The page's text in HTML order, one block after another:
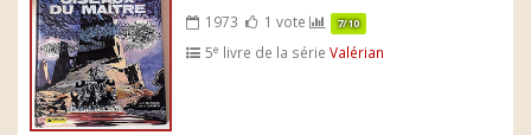
1973 1 vote 7/10
5e livre de la sérieValérian